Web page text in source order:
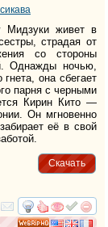
Мидзуки живет в
страдая от
со стороны
Однажды ночью,
она сбегает
парня с черными
Кирин Кито —
Он мгновенно
её в свой
Скачать
смотреть